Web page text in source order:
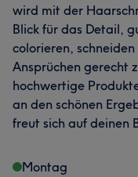
Was unsere Kunden
Kompetent 16
wird mit der
Blick für das Detail,
colorieren,
Ansprüchen gerecht
hochwertige
an den schönen
freut sich auf deinen
Montag